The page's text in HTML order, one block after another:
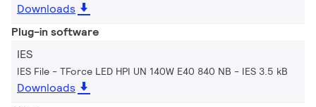
Downloads
Plug-in software
IES
IES File - TForce LED HPI UN 140W E40 840 NB IES 3.5 kB
Downloads